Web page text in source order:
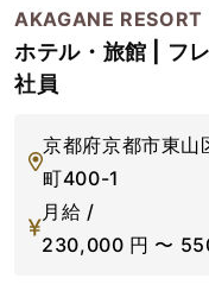
AKAGANE
ホテル・旅館 | フ
社員
京都府京都市東山
町400-1
月給 /
230,000 円 〜